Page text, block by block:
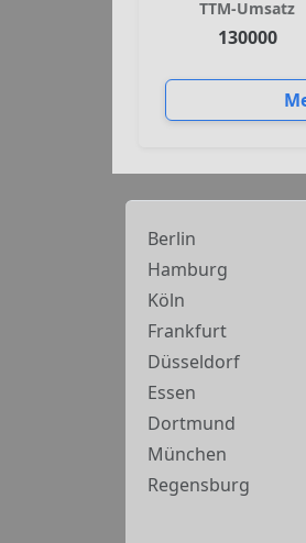
TTM-Umsatz
130000
Berlin
Hamburg
Köln
Frankfurt
Düsseldorf
Essen
Dortmund
München
Regensburg